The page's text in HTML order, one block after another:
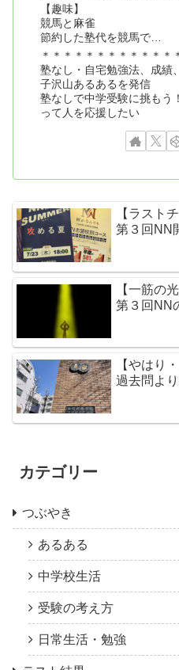
【趣味】
競馬と麻雀
節約した塾代を競馬で…
＊＊＊＊＊＊＊＊＊＊＊＊
塾なし・自宅勉強法、成績、
子沢山あるあるを発信
塾なしで中学受験に挑もう！
って人を応援したい
【ラスト
第３回NN
【一筋の光
第３回NN
【やはり
過去問よ
カテゴリー
つぶやき
あるある
中学校生活
受験の考え方
日常生活・勉強